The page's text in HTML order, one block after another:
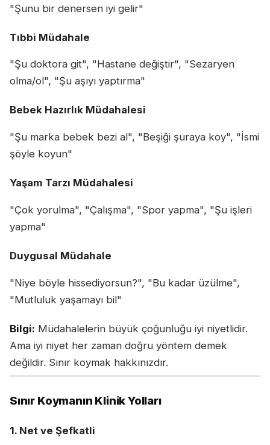
"Şunu bir denersen iyi gelir"
Tıbbi Müdahale
"Şu doktora git", "Hastane değiştir", "Sezaryen
olma/ol", "Şu aşıyı yaptırma"
Bebek Hazırlık Müdahalesi
"Şu marka bebek bezi al", "Beşiği şuraya koy", "İsmi
şöyle koyun"
Yaşam Tarzı Müdahalesi
"Çok yorulma", "Çalışma", "Spor yapma", "Şu işleri
yapma"
Duygusal Müdahale
"Niye böyle hissediyorsun?", "Bu kadar üzülme",
"Mutluluk yaşamayı bil"
Bilgi: Müdahalelerin büyük çoğunluğu iyi niyetlidir.
Ama iyi niyet her zaman doğru yöntem demek
değildir. Sınır koymak hakkınızdır.
Sınır Koymanın Klinik Yolları
1. Net ve Şefkatli